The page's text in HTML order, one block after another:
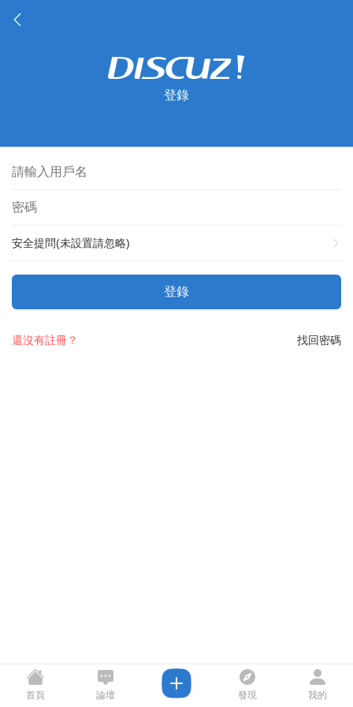
登錄
安全提問(未設置請忽略)
登錄
找回密碼
還沒有註冊？
首頁 論壇 發現 我的